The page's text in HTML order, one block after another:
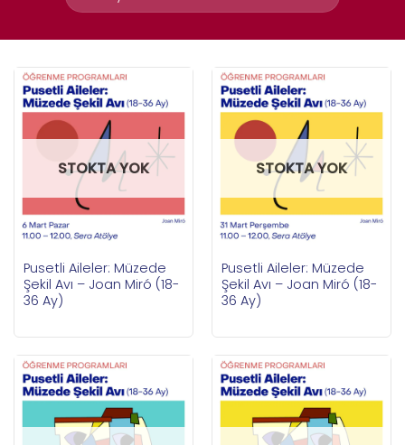
STOKTA YOK
Pusetli Aileler: Müzede
Şekil Avı – Joan Miró (18-
36 Ay)
STOKTA YOK
Pusetli Aileler: Müzede
Şekil Avı – Joan Miró (18-
36 Ay)